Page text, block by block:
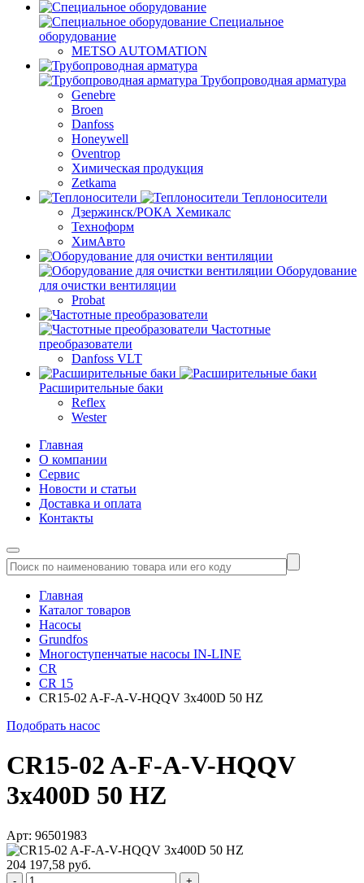
Специальное
оборудование
METSO AUTOMATION
Трубопроводная арматура
Genebre
Broen
Danfoss
Honeywell
Oventrop
Химическая продукция
Zetkama
Теплоносители
Дзержинск/РОКА Хемикалс
Техноформ
ХимАвто
Оборудование
для очистки вентиляции
Probat
Частотные
преобразователи
Danfoss VLT
Расширительные баки
Reflex
Wester
Главная
О компании
Сервис
Новости и статьи
Доставка и оплата
Контакты
Главная
Каталог товаров
Насосы
Grundfos
Многоступенчатые насосы IN-LINE
CR
CR 15
CR15-02 A-F-A-V-HQQV 3x400D 50 HZ
Подобрать насос
CR15-02 A-F-A-V-HQQV
3x400D 50 HZ
Арт: 96501983
204 197,58 руб.